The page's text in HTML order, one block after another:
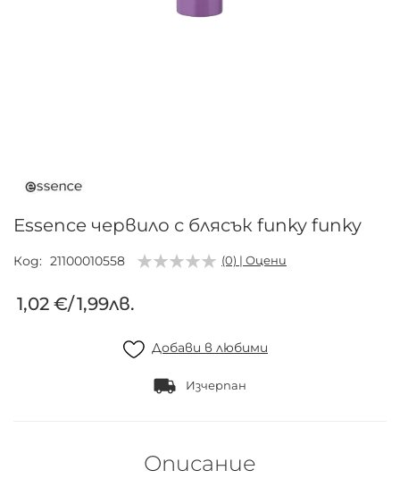
на
със
Essence червило с блясък funky funky
Код 21100010558 (0) | Оцени
1,02 €/1,99лв.
Добави в любими
Изчерпан
Описание